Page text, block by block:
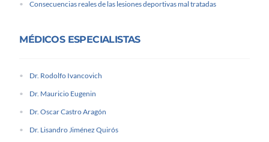
Consecuencias reales de las lesiones deportivas mal tratadas
MÉDICOS ESPECIALISTAS
Dr. Rodolfo Ivancovich
Dr. Mauricio Eugenin
Dr. Oscar Castro Aragón
Dr. Lisandro Jiménez Quirós